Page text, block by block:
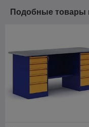
Подобные товары